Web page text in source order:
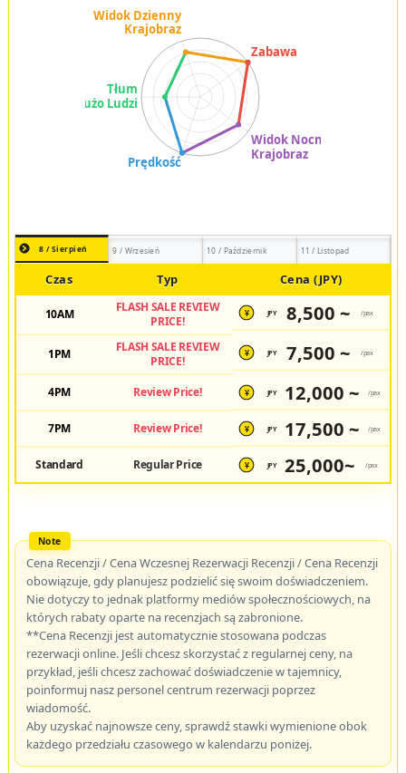
8 / Sierpień 9 / Wrzesień 10 / Październik 11 / Listopad
Czas Typ Cena (JPY)
10AM
FLASH SALE REVIEW
PRICE!
¥ JPY 8,500 ~ /pax
1PM
FLASH SALE REVIEW
PRICE!
¥ JPY 7,500 ~ /pax
4PM Review Price! ¥ JPY 12,000 ~ /pax
7PM Review Price! ¥ JPY 17,500 ~ /pax
Standard Regular Price ¥ JPY 25,000~ /pax
Cena Recenzji / Cena Wczesnej Rezerwacji Recenzji / Cena Recenzji
obowiązuje, gdy planujesz podzielić się swoim doświadczeniem.
Nie dotyczy to jednak platformy mediów społecznościowych, na
których rabaty oparte na recenzjach są zabronione.
**Cena Recenzji jest automatycznie stosowana podczas
rezerwacji online. Jeśli chcesz skorzystać z regularnej ceny, na
przykład, jeśli chcesz zachować doświadczenie w tajemnicy,
poinformuj nasz personel centrum rezerwacji poprzez
wiadomość.
Aby uzyskać najnowsze ceny, sprawdź stawki wymienione obok
każdego przedziału czasowego w kalendarzu poniżej.